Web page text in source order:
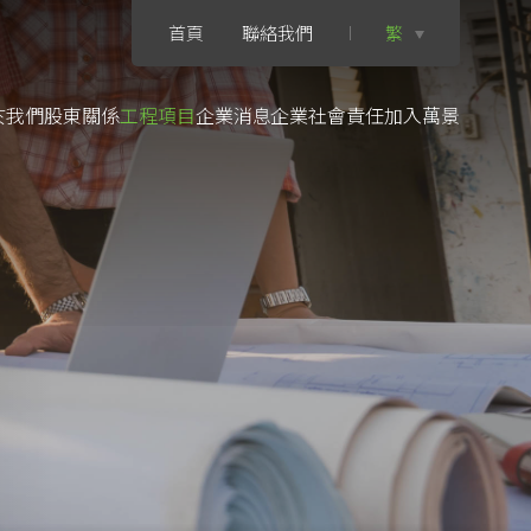
首頁 聯絡我們 繁
我們股東關係工程項目企業消息企業社會責任加入萬景